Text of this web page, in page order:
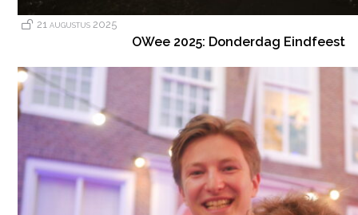
21 augustus 2025
OWee 2025: Donderdag Eindfeest